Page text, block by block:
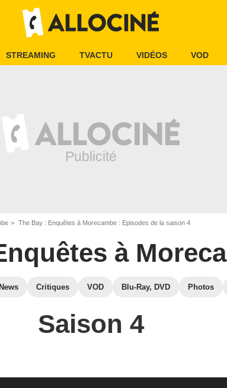
STREAMING TVACTU VIDÉOS VOD
The Bay : Enquêtes à Morecambe : Episodes de la saison 4
à
News Critiques VOD Blu-Ray, DVD Photos
Saison 4